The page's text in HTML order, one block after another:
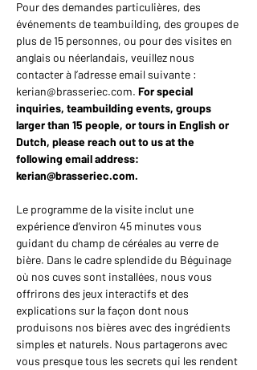
Pour des demandes particulières, des
événements de teambuilding, des groupes de
plus de 15 personnes, ou pour des visites en
anglais ou néerlandais, veuillez nous
contacter à l’adresse email suivante :
kerian@brasseriec.com. For special
inquiries, teambuilding events, groups
larger than 15 people, or tours in English or
Dutch, please reach out to us at the
following email address:
kerian@brasseriec.com.
Le programme de la visite inclut une
expérience d’environ 45 minutes vous
guidant du champ de céréales au verre de
bière. Dans le cadre splendide du Béguinage
où nos cuves sont installées, nous vous
offrirons des jeux interactifs et des
explications sur la façon dont nous
produisons nos bières avec des ingrédients
simples et naturels. Nous partagerons avec
vous presque tous les secrets qui les rendent